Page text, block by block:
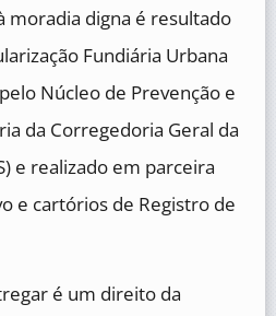
moradia digna é resultado
Fundiária Urbana
Núcleo de Prevenção e
da Corregedoria Geral da
e realizado em parceira
e cartórios de Registro de
é um direito da